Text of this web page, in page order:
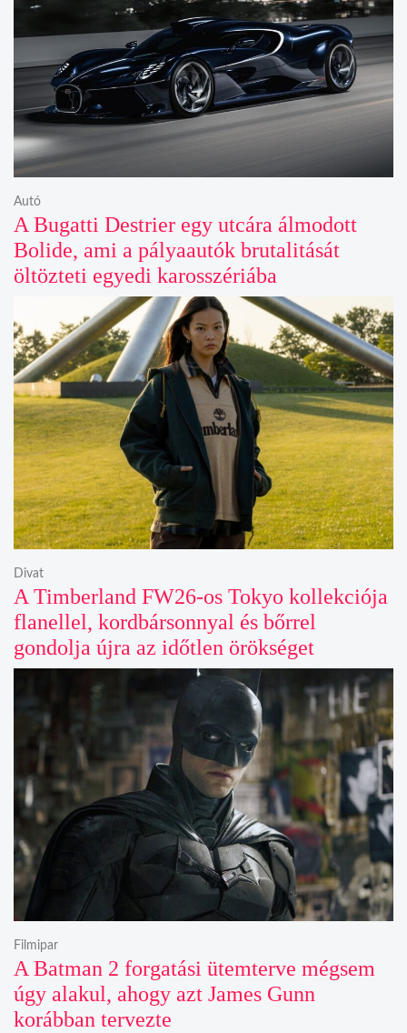
A Bugatti Destrier egy utcára álmodott
Bolide, ami a pályaautók brutalitását
öltözteti egyedi karosszériába
Autó
A Timberland FW26-os Tokyo kollekciója
flanellel, kordbársonnyal és bőrrel
gondolja újra az időtlen örökséget
Divat
A Batman 2 forgatási ütemterve mégsem
úgy alakul, ahogy azt James Gunn
korábban tervezte
Filmipar